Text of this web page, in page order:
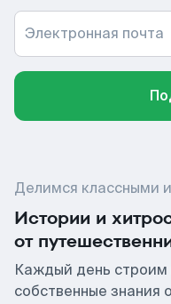
Электронная почта
Делимся классными
Истории и
от
Каждый день строим
собственные знания